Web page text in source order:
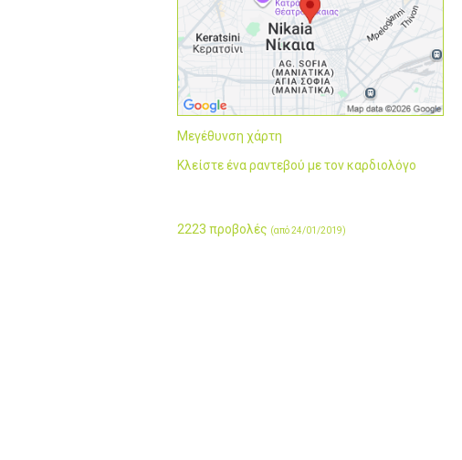
Μεγέθυνση χάρτη
Κλείστε ένα ραντεβού με τον καρδιολόγο
2223 προβολές (από 24/01/2019)